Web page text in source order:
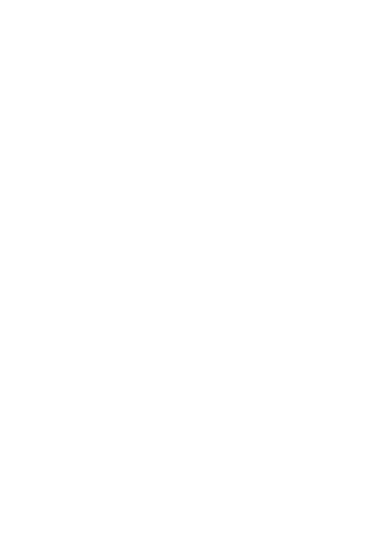
価格(税抜)を提供させていただ
もあることをご了承ください。
内データに基づき作成されるも
場合があることをご了承くださ
当のオムロン制御機器販売店・
たは開示しないようお願いしま
I-Webメンバーズにご登録され
、当社および当社の共同利用者
囲で利用することをご了承くだ
ェニルエーテル類(PBDE) 1000ppm以下、
ル（BBP） 1000ppm以下、フタル酸ジブチ
す。
を証明するものではありません。
の期間は出荷製品に未対応品が
がない限り、2022年1月12日よ
ます。
ます。
フェニルエーテル類) : 1000ppm、
。
刻な影響を及ぼさない年数を意
または役務取引許可)を取得する
されないよう必要な手段を講じ
の他武器並びにこれらの製造装
容を当該第三者に通知します。
れがある場合は、取り引きをい
はお客様担当のオムロン制御